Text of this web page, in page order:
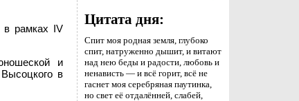
в рамках IV
и
в
Цитата дня:
Спит моя родная земля, глубоко
спит, натруженно дышит, и витают
над нею беды и радости, любовь и
ненависть — и всё горит, всё не
гаснет моя серебряная паутинка,
но свет её отдалённей, слабей,